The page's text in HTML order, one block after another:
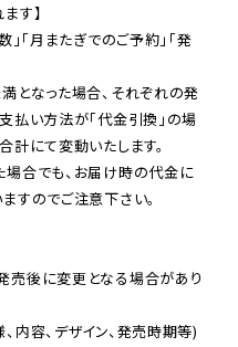
す】
」「月またぎでのご予約」「発
となった場合、それぞれの発
払い方法が「代金引換」の場
合でも、お届け時の代金に
すのでご注意下さい。
売後に変更となる場合があり
容、デザイン、発売時期等)